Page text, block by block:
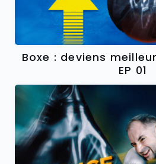
Boxe : deviens
EP 01